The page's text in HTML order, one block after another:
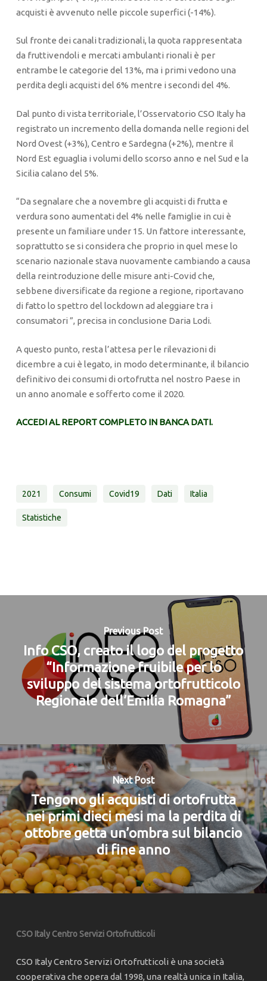
acquisti è avvenuto nelle piccole superfici (-14%).
Sul fronte dei canali tradizionali, la quota rappresentata
da fruttivendoli e mercati ambulanti rionali è per
entrambe le categorie del 13%, ma i primi vedono una
perdita degli acquisti del 6% mentre i secondi del 4%.
Dal punto di vista territoriale, l’Osservatorio CSO Italy ha
registrato un incremento della domanda nelle regioni del
Nord Ovest (+3%), Centro e Sardegna (+2%), mentre il
Nord Est eguaglia i volumi dello scorso anno e nel Sud e la
Sicilia calano del 5%.
“Da segnalare che a novembre gli acquisti di frutta e
verdura sono aumentati del 4% nelle famiglie in cui è
presente un familiare under 15. Un fattore interessante,
soprattutto se si considera che proprio in quel mese lo
scenario nazionale stava nuovamente cambiando a causa
della reintroduzione delle misure anti-Covid che,
sebbene diversificate da regione a regione, riportavano
di fatto lo spettro del lockdown ad aleggiare tra i
consumatori ”, precisa in conclusione Daria Lodi.
A questo punto, resta l’attesa per le rilevazioni di
dicembre a cui è legato, in modo determinante, il bilancio
definitivo dei consumi di ortofrutta nel nostro Paese in
un anno anomale e sofferto come il 2020.
ACCEDI AL REPORT COMPLETO IN BANCA DATI.
2021 Consumi Covid19 Dati Italia
Statistiche
Previous Post
Info CSO, creato il logo del progetto
“Informazione fruibile per lo
sviluppo del sistema ortofrutticolo
Regionale dell’Emilia Romagna”
Next Post
Tengono gli acquisti di ortofrutta
nei primi dieci mesi ma la perdita di
ottobre getta un’ombra sul bilancio
di fine anno
CSO Italy Centro Servizi Ortofrutticoli
CSO Italy Centro Servizi Ortofrutticoli è una società
cooperativa che opera dal 1998, una realtà unica in Italia,